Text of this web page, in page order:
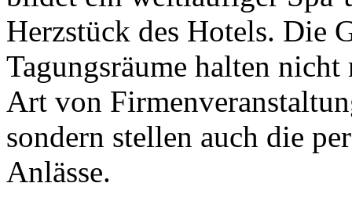
Herzstück des Hotels. Die
Tagungsräume halten
Art von
sondern stellen auch die
Anlässe.